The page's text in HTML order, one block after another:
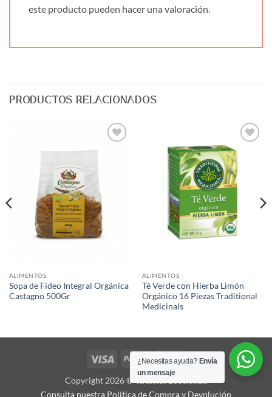
este producto pueden hacer una valoración.
PRODUCTOS RELACIONADOS
ALIMENTOS
Sopa de Fideo Integral Orgánica
Castagno 500Gr
Agregar
a Lista
Deseos
ALIMENTOS
Té Verde con Hierba Limón
Orgánico 16 Piezas Traditional
Medicinals
Visa PayPal MasterCard
Copyright 2026 ©
Consulta nuestra Política de Compra y Devolución
¿Necesitas ayuda? Envía
un mensaje